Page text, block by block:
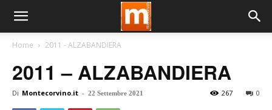
Home 2011 - ALZABANDIERA
2011 – ALZABANDIERA
Di Montecorvino.it - 22 Settembre 2021 0
267